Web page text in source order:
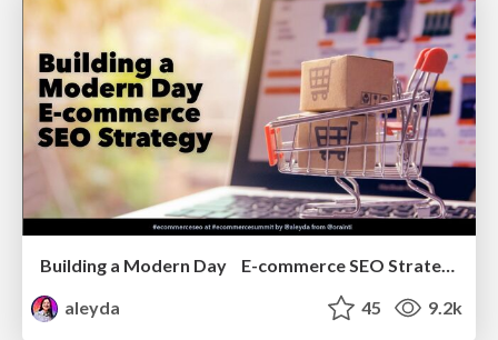
Building a Modern Day E-commerce SEO Strategy
aleyda
45 9.2k